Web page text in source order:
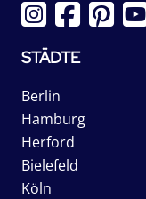
STÄDTE
Berlin
Hamburg
Herford
Bielefeld
Köln